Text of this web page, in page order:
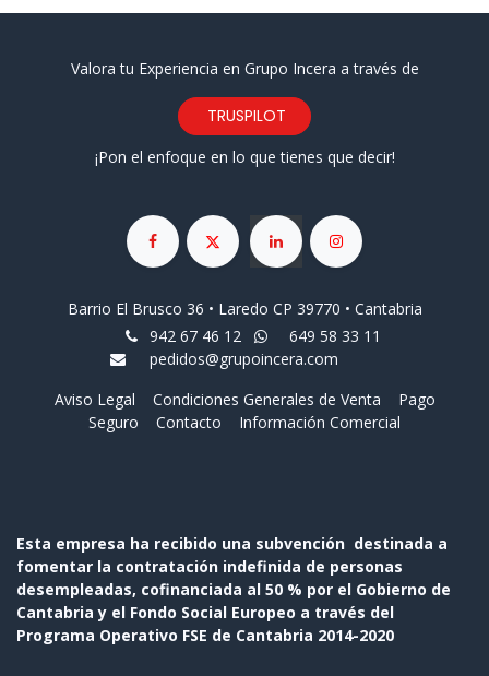
Valora tu Experiencia en Grupo Incera a través de
TRUSPILOT
¡Pon el enfoque en lo que tienes que decir!
Barrio El Brusco 36 • Laredo CP 39770 • Cantabria
942 67 46 12
649 58 33 11
pedidos@grupoincera.com
Aviso Legal
Condiciones Generales de Venta
Pago
Seguro
Contacto Información Comercial
Esta empresa ha recibido una subvención destinada a
fomentar la contratación indefinida de personas
desempleadas, cofinanciada al 50 % por el Gobierno de
Cantabria y el Fondo Social Europeo a través del
Programa Operativo FSE de Cantabria 2014-2020